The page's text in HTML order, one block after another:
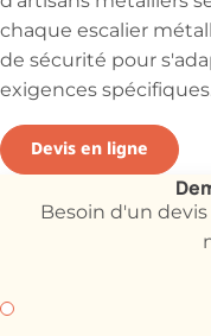
chaque escalier
de sécurité pour
exigences
Devis en ligne
Besoin d'un